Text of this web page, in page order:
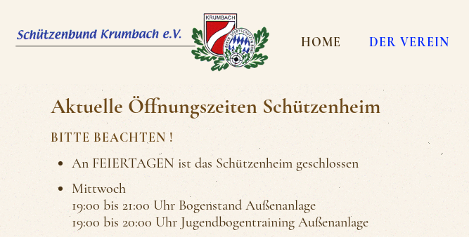
HOME DER VEREIN
Aktuelle Öffnungszeiten Schützenheim
BITTE BEACHTEN !
An FEIERTAGEN ist das Schützenheim geschlossen
Mittwoch
19:00 bis 21:00 Uhr Bogenstand Außenanlage
19:00 bis 20:00 Uhr Jugendbogentraining Außenanlage